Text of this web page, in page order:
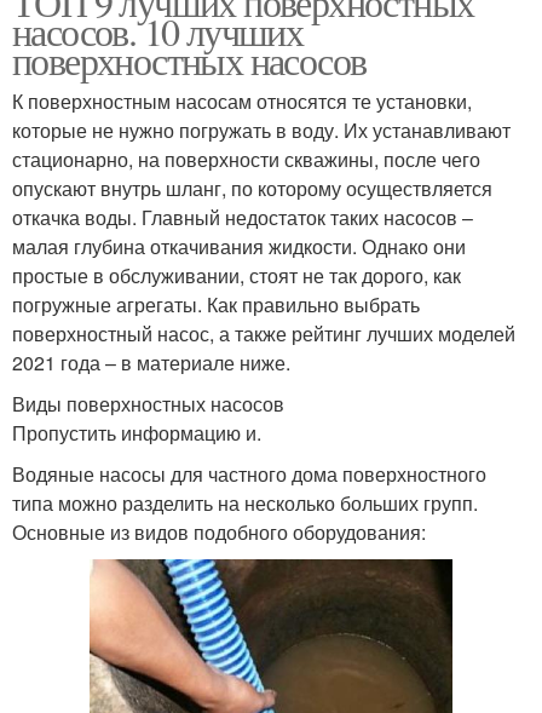
насосов. 10 лучших
поверхностных насосов
К поверхностным насосам относятся те установки,
которые не нужно погружать в воду. Их устанавливают
стационарно, на поверхности скважины, после чего
опускают внутрь шланг, по которому осуществляется
откачка воды. Главный недостаток таких насосов –
малая глубина откачивания жидкости. Однако они
простые в обслуживании, стоят не так дорого, как
погружные агрегаты. Как правильно выбрать
поверхностный насос, а также рейтинг лучших моделей
2021 года – в материале ниже.
Виды поверхностных насосов
Пропустить информацию и.
Водяные насосы для частного дома поверхностного
типа можно разделить на несколько больших групп.
Основные из видов подобного оборудования: